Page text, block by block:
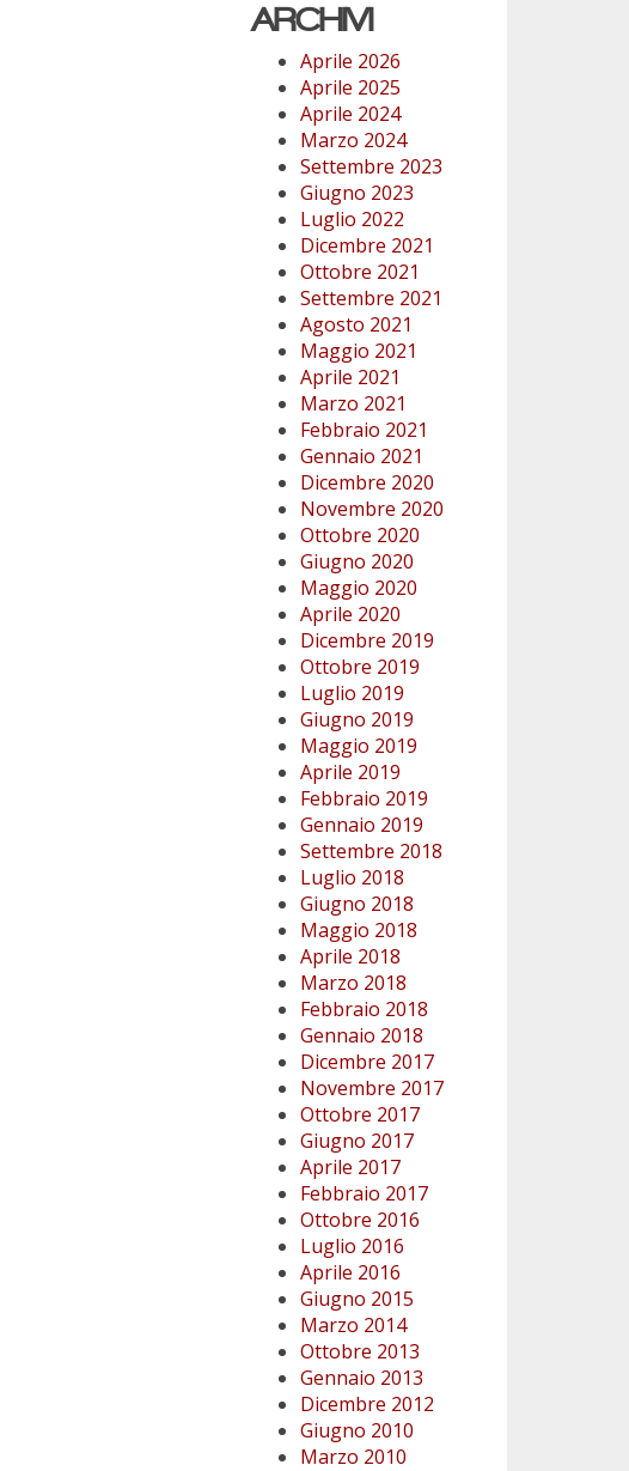
ARCHIVI
Aprile 2026
Aprile 2025
Aprile 2024
Marzo 2024
Settembre 2023
Giugno 2023
Luglio 2022
Dicembre 2021
Ottobre 2021
Settembre 2021
Agosto 2021
Maggio 2021
Aprile 2021
Marzo 2021
Febbraio 2021
Gennaio 2021
Dicembre 2020
Novembre 2020
Ottobre 2020
Giugno 2020
Maggio 2020
Aprile 2020
Dicembre 2019
Ottobre 2019
Luglio 2019
Giugno 2019
Maggio 2019
Aprile 2019
Febbraio 2019
Gennaio 2019
Settembre 2018
Luglio 2018
Giugno 2018
Maggio 2018
Aprile 2018
Marzo 2018
Febbraio 2018
Gennaio 2018
Dicembre 2017
Novembre 2017
Ottobre 2017
Giugno 2017
Aprile 2017
Febbraio 2017
Ottobre 2016
Luglio 2016
Aprile 2016
Giugno 2015
Marzo 2014
Ottobre 2013
Gennaio 2013
Dicembre 2012
Giugno 2010
Marzo 2010